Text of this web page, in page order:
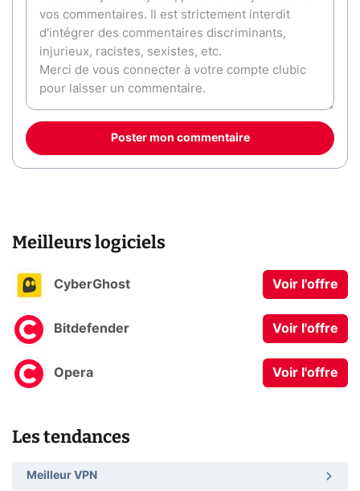
Poster mon commentaire
Meilleurs logiciels
CyberGhost Voir l'offre
Bitdefender Voir l'offre
Opera Voir l'offre
Les tendances
Meilleur VPN